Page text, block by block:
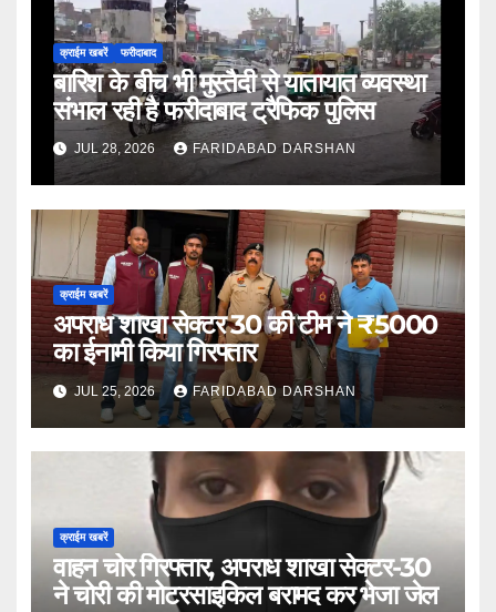
क्राईम खबरें फरीदाबाद
बारिश के बीच भी मुस्तैदी से यातायात व्यवस्था
संभाल रही है फरीदाबाद ट्रैफिक पुलिस
JUL 28, 2026 FARIDABAD DARSHAN
क्राईम खबरें
अपराध शाखा सेक्टर 30 की टीम ने ₹5000
का ईनामी किया गिरफ्तार
JUL 25, 2026 FARIDABAD DARSHAN
क्राईम खबरें
वाहन चोर गिरफ्तार, अपराध शाखा सेक्टर-30
ने चोरी की मोटरसाइकिल बरामद कर भेजा जेल